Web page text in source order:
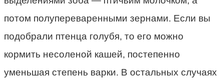
потом полупереваренными зернами. Если вы
подобрали птенца голубя, то его можно
кормить несоленой кашей, постепенно
уменьшая степень варки. В остальных случаях